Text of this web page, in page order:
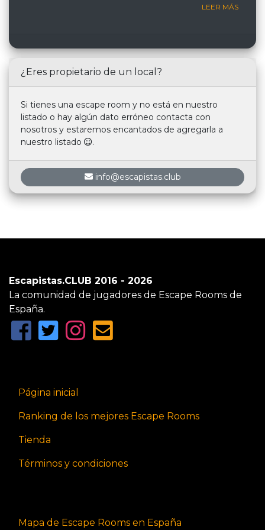
LEER MÁS
¿Eres propietario de un local?
Si tienes una escape room y no está en nuestro
listado o hay algún dato erróneo contacta con
nosotros y estaremos encantados de agregarla a
nuestro listado
.
info@escapistas.club
Escapistas.CLUB 2016 - 2026
La comunidad de jugadores de Escape Rooms de
España.
Página inicial
Ranking de los mejores Escape Rooms
Tienda
Términos y condiciones
Mapa de Escape Rooms en España